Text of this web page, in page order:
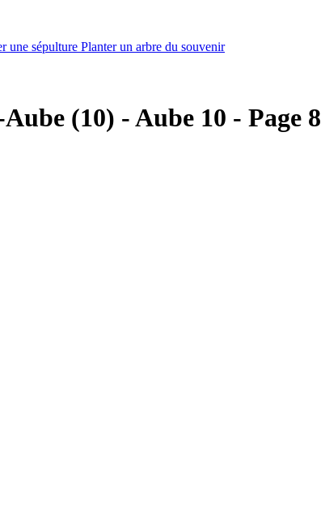
une sépulture Planter un arbre du souvenir
(10) - Aube 10 - Page 8